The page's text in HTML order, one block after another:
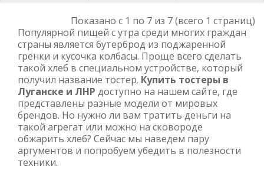
Показано с 1 по 7 из 7 (всего 1 страниц)
Популярной пищей с утра среди многих граждан
страны является бутерброд из поджаренной
гренки и кусочка колбасы. Проще всего сделать
такой хлеб в специальном устройстве, который
получил название тостер. Купить тостеры в
Луганске и ЛНР доступно на нашем сайте, где
представлены разные модели от мировых
брендов. Но нужно ли вам тратить деньги на
такой агрегат или можно на сковороде
обжарить хлеб? Сейчас мы наведем пару
аргументов и попробуем убедить в полезности
техники.